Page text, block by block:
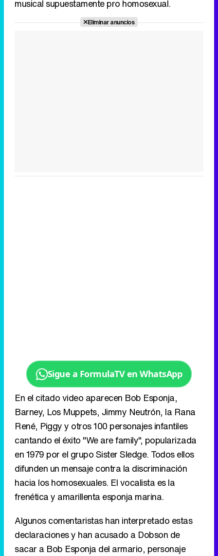
musical supuestamente pro homosexual.
Eliminar anuncios
Sigue a FormulaTV en WhatsApp
En el citado video aparecen Bob Esponja,
Barney, Los Muppets, Jimmy Neutrón, la Rana
René, Piggy y otros 100 personajes infantiles
cantando el éxito "We are family", popularizada
en 1979 por el grupo Sister Sledge. Todos ellos
difunden un mensaje contra la discriminación
hacia los homosexuales. El vocalista es la
frenética y amarillenta esponja marina.
Algunos comentaristas han interpretado estas
declaraciones y han acusado a Dobson de
sacar a Bob Esponja del armario, personaje